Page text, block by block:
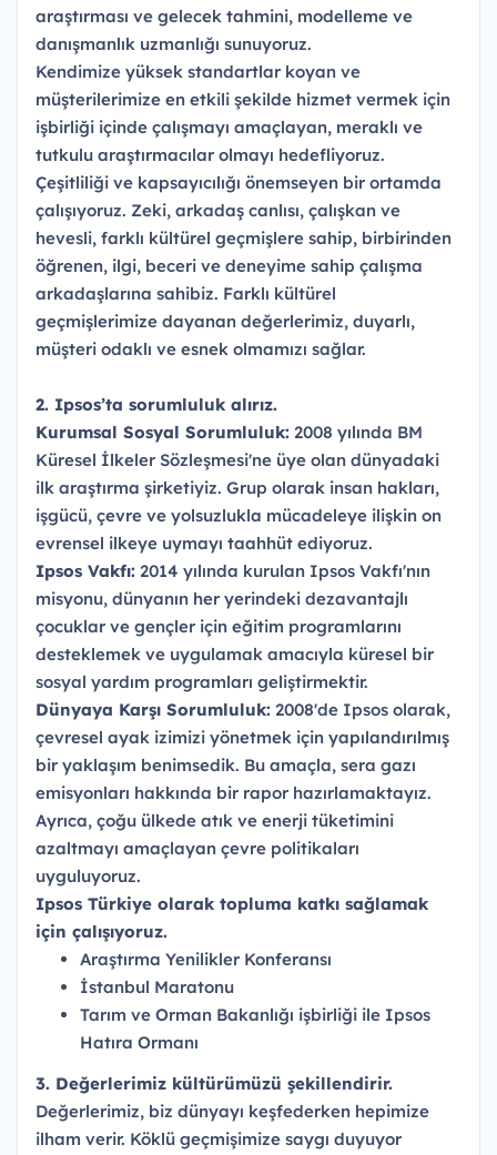
araştırması ve gelecek tahmini, modelleme ve
danışmanlık uzmanlığı sunuyoruz.
Kendimize yüksek standartlar koyan ve
müşterilerimize en etkili şekilde hizmet vermek için
işbirliği içinde çalışmayı amaçlayan, meraklı ve
tutkulu araştırmacılar olmayı hedefliyoruz.
Çeşitliliği ve kapsayıcılığı önemseyen bir ortamda
çalışıyoruz. Zeki, arkadaş canlısı, çalışkan ve
hevesli, farklı kültürel geçmişlere sahip, birbirinden
öğrenen, ilgi, beceri ve deneyime sahip çalışma
arkadaşlarına sahibiz. Farklı kültürel
geçmişlerimize dayanan değerlerimiz, duyarlı,
müşteri odaklı ve esnek olmamızı sağlar.
2. Ipsos’ta sorumluluk alırız.
Kurumsal Sosyal Sorumluluk: 2008 yılında BM
Küresel İlkeler Sözleşmesi'ne üye olan dünyadaki
ilk araştırma şirketiyiz. Grup olarak insan hakları,
işgücü, çevre ve yolsuzlukla mücadeleye ilişkin on
evrensel ilkeye uymayı taahhüt ediyoruz.
Ipsos Vakfı: 2014 yılında kurulan Ipsos Vakfı'nın
misyonu, dünyanın her yerindeki dezavantajlı
çocuklar ve gençler için eğitim programlarını
desteklemek ve uygulamak amacıyla küresel bir
sosyal yardım programları geliştirmektir.
Dünyaya Karşı Sorumluluk: 2008'de Ipsos olarak,
çevresel ayak izimizi yönetmek için yapılandırılmış
bir yaklaşım benimsedik. Bu amaçla, sera gazı
emisyonları hakkında bir rapor hazırlamaktayız.
Ayrıca, çoğu ülkede atık ve enerji tüketimini
azaltmayı amaçlayan çevre politikaları
uyguluyoruz.
Ipsos Türkiye olarak topluma katkı sağlamak
için çalışıyoruz.
Araştırma Yenilikler Konferansı
İstanbul Maratonu
Tarım ve Orman Bakanlığı işbirliği ile Ipsos
Hatıra Ormanı
3. Değerlerimiz kültürümüzü şekillendirir.
Değerlerimiz, biz dünyayı keşfederken hepimize
ilham verir. Köklü geçmişimize saygı duyuyor